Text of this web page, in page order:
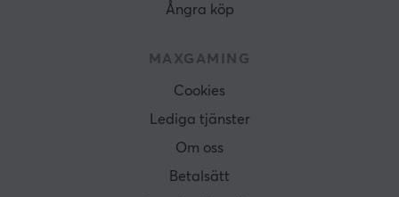
Ångra köp
MAXGAMING
Cookies
Lediga tjänster
Om oss
Betalsätt